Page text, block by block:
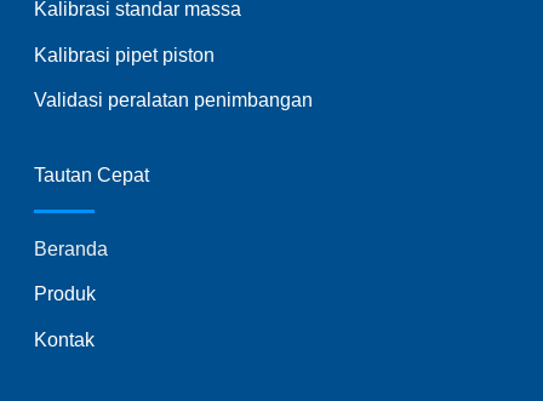
Kalibrasi standar massa
Kalibrasi pipet piston
Validasi peralatan penimbangan
Tautan Cepat
Beranda
Produk
Kontak